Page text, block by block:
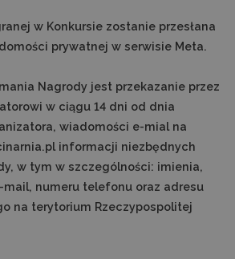
w Konkursie zostanie przesłana
prywatnej w serwisie Meta.
Nagrody jest przekazanie przez
w ciągu 14 dni od dnia
wiadomości e-mial na
informacji niezbędnych
w tym w szczególności: imienia,
mail, numeru telefonu oraz adresu
na terytorium Rzeczypospolitej